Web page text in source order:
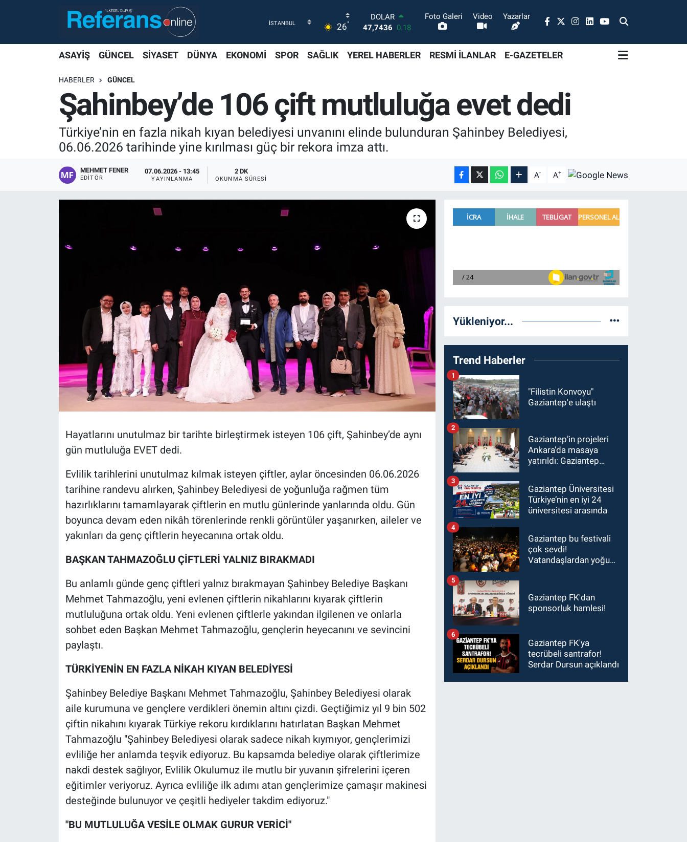
26°
DOLAR
47,7436 0.18
STERLİN
6660.55
0.03
BİST100
13.779 -14
64.959,79 1.11
Foto Galeri Video Yazarlar
ASAYİŞ GÜNCEL SİYASET DÜNYA EKONOMİ SPOR SAĞLIK YEREL HABERLER RESMİ İLANLAR E-GAZETELER
HABERLER GÜNCEL
Şahinbey’de 106 çift mutluluğa evet dedi
Türkiye’nin en fazla nikah kıyan belediyesi unvanını elinde bulunduran Şahinbey Belediyesi,
06.06.2026 tarihinde yine kırılması güç bir rekora imza attı.
MEHMET FENER
EDITÖR
07.06.2026 - 13:45
YAYINLANMA
2 DK
OKUNMA SÜRESI A- A+
Hayatlarını unutulmaz bir tarihte birleştirmek isteyen 106 çift, Şahinbey’de aynı
gün mutluluğa EVET dedi.
Evlilik tarihlerini unutulmaz kılmak isteyen çiftler, aylar öncesinden 06.06.2026
tarihine randevu alırken, Şahinbey Belediyesi de yoğunluğa rağmen tüm
hazırlıklarını tamamlayarak çiftlerin en mutlu günlerinde yanlarında oldu. Gün
boyunca devam eden nikâh törenlerinde renkli görüntüler yaşanırken, aileler ve
yakınları da genç çiftlerin heyecanına ortak oldu.
BAŞKAN TAHMAZOĞLU ÇİFTLERİ YALNIZ BIRAKMADI
Bu anlamlı günde genç çiftleri yalnız bırakmayan Şahinbey Belediye Başkanı
Mehmet Tahmazoğlu, yeni evlenen çiftlerin nikahlarını kıyarak çiftlerin
mutluluğuna ortak oldu. Yeni evlenen çiftlerle yakından ilgilenen ve onlarla
sohbet eden Başkan Mehmet Tahmazoğlu, gençlerin heyecanını ve sevincini
paylaştı.
TÜRKİYENİN EN FAZLA NİKAH KIYAN BELEDİYESİ
Şahinbey Belediye Başkanı Mehmet Tahmazoğlu, Şahinbey Belediyesi olarak
aile kurumuna ve gençlere verdikleri önemin altını çizdi. Geçtiğimiz yıl 9 bin 502
çiftin nikahını kıyarak Türkiye rekoru kırdıklarını hatırlatan Başkan Mehmet
Tahmazoğlu "Şahinbey Belediyesi olarak sadece nikah kıymıyor, gençlerimizi
evliliğe her anlamda teşvik ediyoruz. Bu kapsamda belediye olarak çiftlerimize
nakdi destek sağlıyor, Evlilik Okulumuz ile mutlu bir yuvanın şifrelerini içeren
eğitimler veriyoruz. Ayrıca evliliğe ilk adımı atan gençlerimize çamaşır makinesi
desteğinde bulunuyor ve çeşitli hediyeler takdim ediyoruz."
"BU MUTLULUĞA VESİLE OLMAK GURUR VERİCİ"
Yükleniyor...
Trend Haberler
"Filistin Konvoyu"
Gaziantep'e ulaştı
1
Gaziantep’in projeleri
Ankara’da masaya
yatırıldı: Gaziantep
Şimşek’e ziyaret!
2
Gaziantep Üniversitesi
Türkiye’nin en iyi 24
üniversitesi arasında
3
Gaziantep bu festivali
çok sevdi!
Vatandaşlardan yoğun
4
Gaziantep FK'dan
sponsorluk hamlesi!
5
Gaziantep FK'ya
tecrübeli santrafor!
Serdar Dursun açıklandı
6